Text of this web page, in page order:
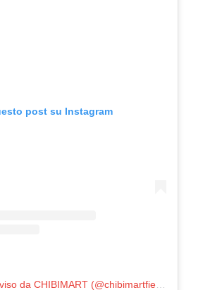
post su Instagram
Un post condiviso da CHIBIMART (@chibimartfiera)